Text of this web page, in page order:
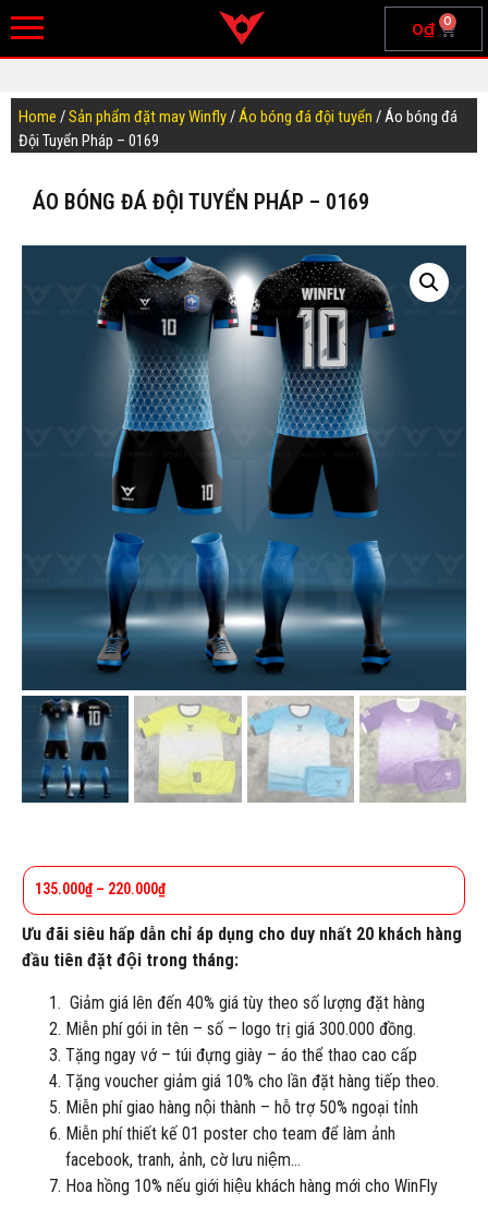
0₫ 0
Home /Sản phẩm đặt may Winfly/Áo bóng đá đội tuyển / Áo bóng đá
Đội Tuyển Pháp – 0169
ÁO BÓNG ĐÁ ĐỘI TUYỂN PHÁP – 0169
135.000₫ – 220.000₫
Ưu đãi siêu hấp dẫn chỉ áp dụng cho duy nhất 20 khách hàng
đầu tiên đặt đội trong tháng:
Giảm giá lên đến 40% giá tùy theo số lượng đặt hàng
Miễn phí gói in tên – số – logo trị giá 300.000 đồng.
Tặng ngay vớ – túi đựng giày – áo thể thao cao cấp
Tặng voucher giảm giá 10% cho lần đặt hàng tiếp theo.
Miễn phí giao hàng nội thành – hỗ trợ 50% ngoại tỉnh
Miễn phí thiết kế 01 poster cho team để làm ảnh
facebook, tranh, ảnh, cờ lưu niệm…
Hoa hồng 10% nếu giới hiệu khách hàng mới cho WinFly